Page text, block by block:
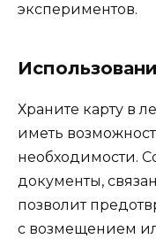
экспериментов.
Храните карту в
иметь
необходимости.
документы,
позволит
с возмещением